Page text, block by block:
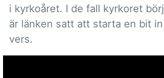
i kyrkoåret. I de fall kyrkoret
är länken satt att starta en bit
vers.